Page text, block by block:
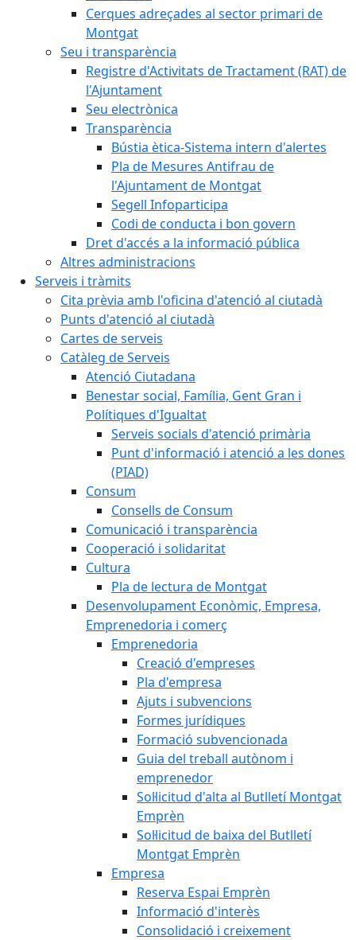
Cerques adreçades al sector primari de
Montgat
Seu i transparència
Registre d'Activitats de Tractament (RAT) de
l'Ajuntament
Seu electrònica
Transparència
Bústia ètica-Sistema intern d'alertes
Pla de Mesures Antifrau de
l'Ajuntament de Montgat
Segell Infoparticipa
Codi de conducta i bon govern
Dret d'accés a la informació pública
Altres administracions
Serveis i tràmits
Cita prèvia amb l'oficina d'atenció al ciutadà
Punts d'atenció al ciutadà
Cartes de serveis
Catàleg de Serveis
Atenció Ciutadana
Benestar social, Família, Gent Gran i
Polítiques d'Igualtat
Serveis socials d'atenció primària
Punt d'informació i atenció a les dones
(PIAD)
Consum
Consells de Consum
Comunicació i transparència
Cooperació i solidaritat
Cultura
Pla de lectura de Montgat
Desenvolupament Econòmic, Empresa,
Emprenedoria i comerç
Emprenedoria
Creació d'empreses
Pla d'empresa
Ajuts i subvencions
Formes jurídiques
Formació subvencionada
Guia del treball autònom i
emprenedor
Sol·licitud d'alta al Butlletí Montgat
Emprèn
Sol·licitud de baixa del Butlletí
Montgat Emprèn
Empresa
Reserva Espai Emprèn
Informació d'interès
Consolidació i creixement